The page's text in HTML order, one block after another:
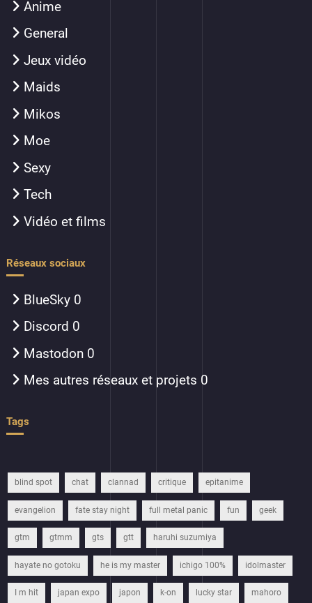
Anime
General
Jeux vidéo
Maids
Mikos
Moe
Sexy
Tech
Vidéo et films
Réseaux sociaux
BlueSky 0
Discord 0
Mastodon 0
Mes autres réseaux et projets 0
Tags
blind spot chat clannad critique epitanime
evangelion fate stay night full metal panic fun geek
gtm gtmm gts gtt haruhi suzumiya
hayate no gotoku he is my master ichigo 100% idolmaster
I m hit japan expo japon k-on lucky star mahoro